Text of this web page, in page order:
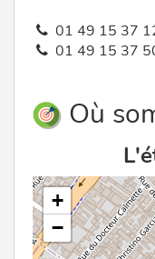
01 49 15 37
01 49 15 37
Où
+
−